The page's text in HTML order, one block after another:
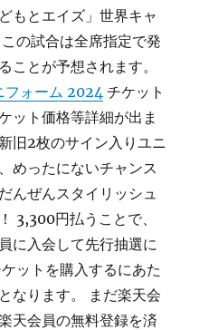
もとエイズ」世界キャ
の試合は全席指定で発
ことが予想されます。
フォーム 2024 チケット
ット価格等詳細が出ま
旧2枚のサイン入りユニ
めったにないチャンス
んぜんスタイリッシュ
3,300円払うことで、
に入会して先行抽選に
ットを購入するにあた
なります。 まだ楽天会
天会員の無料登録を済